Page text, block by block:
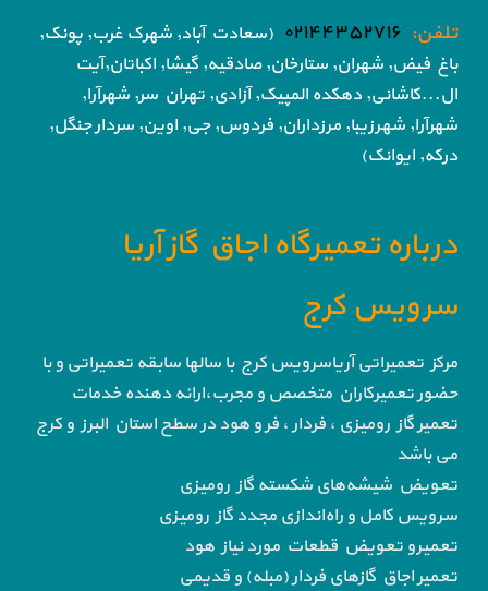
تلفن: ۰۲۱۴۴۳۵۲۷۱۶ (سعادت آباد, شهرک غرب, پونک,
باغ فیض, شهران, ستارخان, صادقیه, گیشا, اکباتان,آیت
ال...کاشانی, دهکده المپیک, آزادی, تهران سر, شهرآرا,
شهرآرا, شهرزیبا, مرزداران, فردوس, جی, اوین, سردار جنگل,
درکه, ایوانک)
درباره تعمیرگاه اجاق گاز آریا
سرویس کرج
مرکز تعمیراتی آریاسرویس کرج با سالها سابقه تعمیراتی و با
حضور تعمیرکاران متخصص و مجرب،ارائه دهنده خدمات
تعمیر گاز رومیزی ، فردار ، فر و هود در سطح استان البرز و کرج
می باشد
تعویض شیشه‌های شکسته گاز رومیزی
سرویس کامل و راه‌اندازی مجدد گاز رومیزی
تعمیرو تعویض قطعات مورد نیاز هود
تعمیر اجاق گاز‌های فردار (مبله) و قدیمی